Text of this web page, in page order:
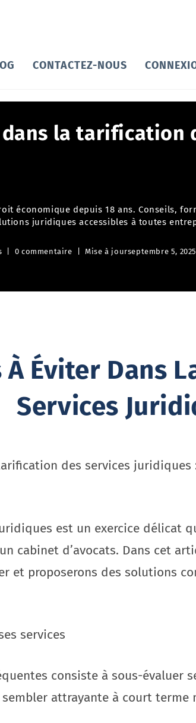
CONTACTEZ-NOUS
la tarification
économique depuis 18 ans. Conseils,
juridiques accessibles à toutes
0 commentaire Mise à jourseptembre 5, 2025
À Éviter Dans
Services
des services
est un exercice délicat
cabinet d’avocats. Dans cet
et proposerons des solutions
services
consiste à sous-évaluer
attrayante à court terme